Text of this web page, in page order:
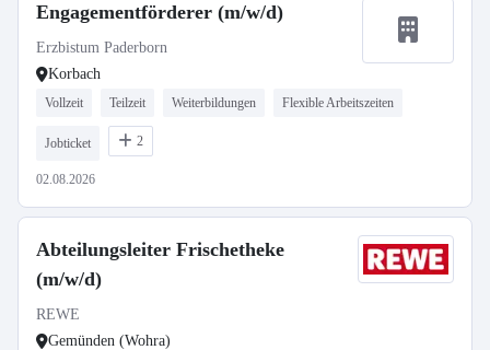
Engagementförderer (m/w/d)
Erzbistum Paderborn
Korbach
Vollzeit Teilzeit Weiterbildungen Flexible Arbeitszeiten
Jobticket 2
02.08.2026
Abteilungsleiter Frischetheke
(m/w/d)
REWE
Gemünden (Wohra)